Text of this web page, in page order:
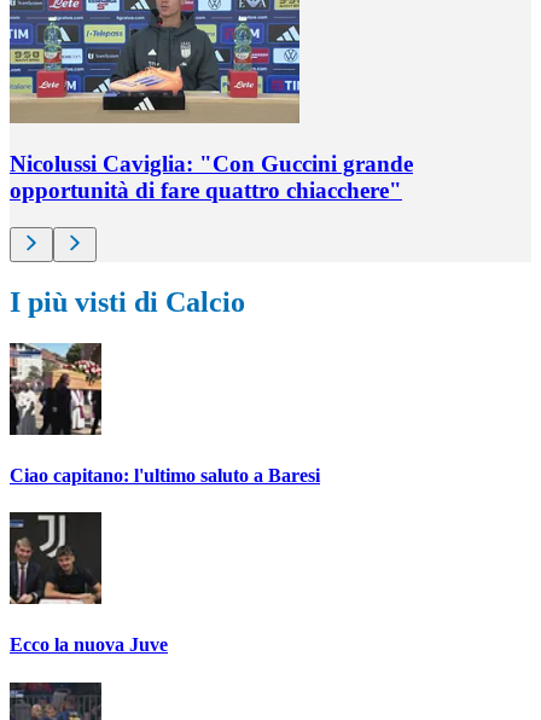
Nicolussi Caviglia: "Con Guccini grande
opportunità di fare quattro chiacchere"
I più visti di Calcio
Ciao capitano: l'ultimo saluto a Baresi
Ecco la nuova Juve